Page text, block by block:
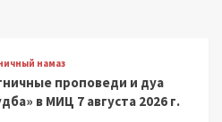
намаз
проповеди и дуа
в МИЦ 7 августа 2026 г.